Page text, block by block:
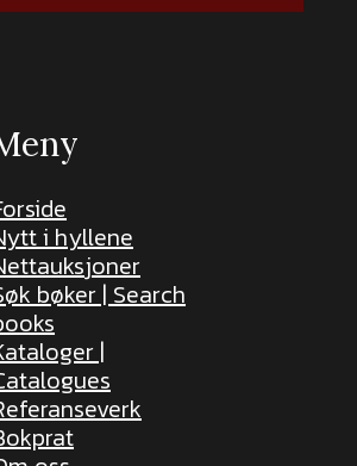
i hyllene
bøker | Search
|